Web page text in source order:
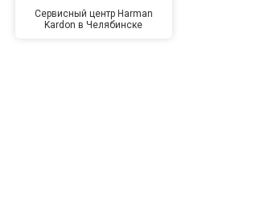
Сервисный центр Harman
Kardon в Челябинске